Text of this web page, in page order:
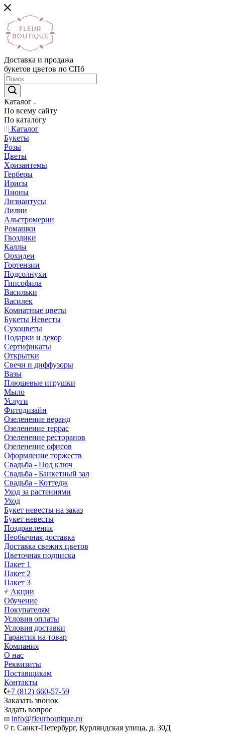
Доставка и продажа
букетов цветов по СПб
Каталог
По всему сайту
По каталогу
Каталог
Букеты
Розы
Цветы
Хризантемы
Герберы
Ирисы
Пионы
Лизиантусы
Лилии
Альстромерии
Ромашки
Гвоздики
Каллы
Орхидеи
Гортензии
Подсолнухи
Гипсофила
Васильки
Василек
Комнатные цветы
Букеты Невесты
Сухоцветы
Подарки и декор
Сертификаты
Открытки
Свечи и диффузоры
Вазы
Плюшевые игрушки
Мыло
Услуги
Фитодизайн
Озеленение веранд
Озеленение террас
Озеленение ресторанов
Озеленение офисов
Оформление торжеств
Свадьба - Под ключ
Свадьба - Банкетный зал
Свадьба - Коттедж
Уход за растениями
Уход
Букет невесты на заказ
Букет невесты
Поздравления
Необычная доставка
Доставка свежих цветов
Цветочная подписка
Пакет 1
Пакет 2
Пакет 3
Акции
Обучение
Покупателям
Условия оплаты
Условия доставки
Гарантия на товар
Компания
О нас
Реквизиты
Поставщикам
Контакты
+7 (812) 660-57-59
Заказать звонок
Задать вопрос
info@fleurboutique.ru
г. Санкт-Петербург, Курляндская улица, д. 30Д